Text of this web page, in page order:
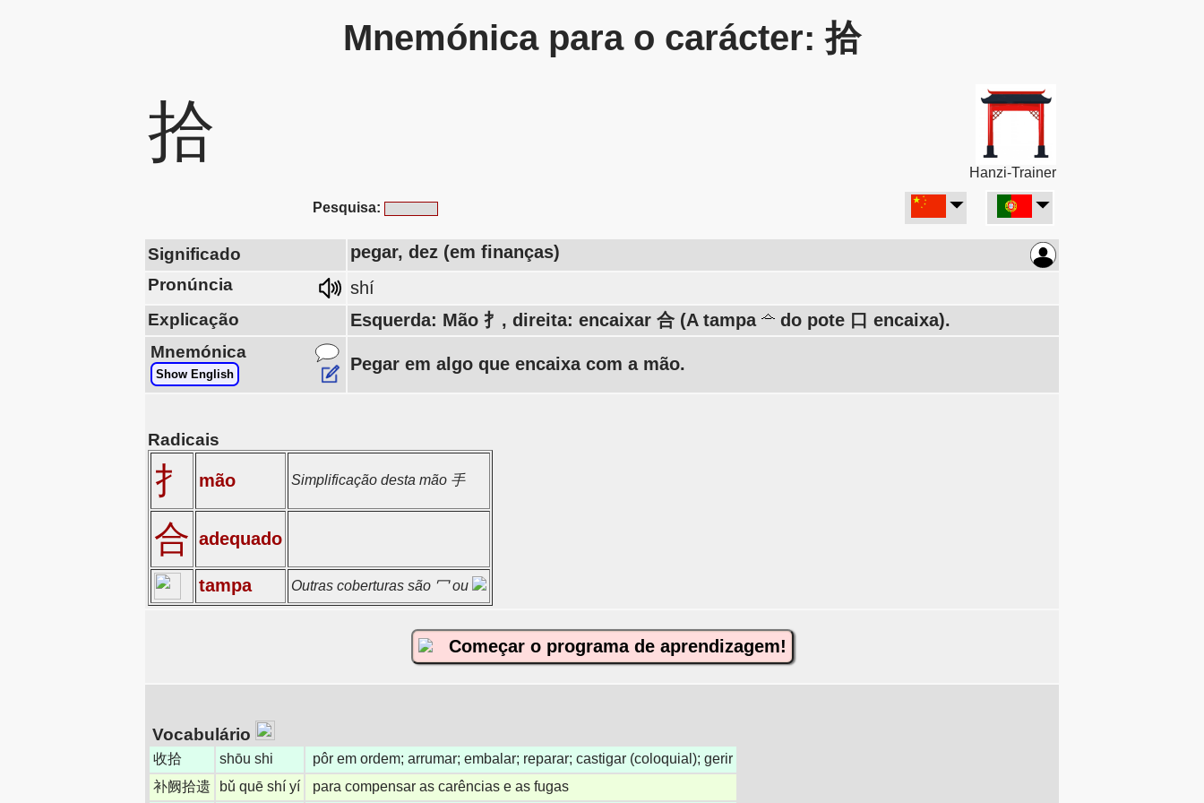
Mnemónica para o carácter: 拾
拾
Hanzi-Trainer
Pesquisa:
Significado pegar, dez (em finanças)
Pronúncia shí
Explicação Esquerda: Mão 扌, direita: encaixar 合 (A tampa do pote 口 encaixa).
Mnemónica
Show English
Pegar em algo que encaixa com a mão.
Radicais
扌 mão Simplificação desta mão 手
合 adequado
tampa Outras coberturas são 冖 ou
Começar o programa de aprendizagem!
Vocabulário
收拾 shōu shi
pôr em ordem; arrumar; embalar; reparar; castigar (coloquial); gerir
补阙拾遗
bǔ quē shí yí para compensar as carências e as fugas